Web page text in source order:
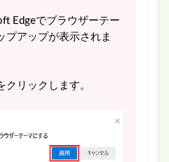
Edgeでブラウザーテー
プアップが表示されま
クリックします。